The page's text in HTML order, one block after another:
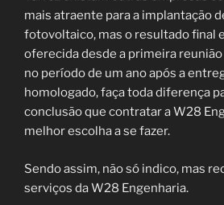
mais atraente para a implantação
fotovoltaico, mas o resultado final
oferecida desde a primeira
no período de um ano após a
homologado, faça toda diferença
conclusão que contratar a W28
melhor escolha a se fazer.
Sendo assim, não só indico, mas
serviços da W28 Engenharia.